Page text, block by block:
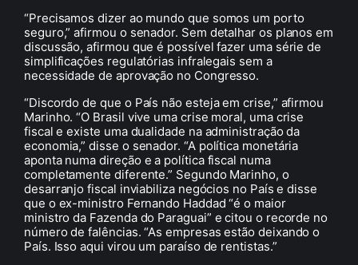
“Precisamos dizer ao mundo que somos um porto
seguro,” afirmou o senador. Sem detalhar os planos em
discussão, afirmou que é possível fazer uma série de
simplificações regulatórias infralegais sem a
necessidade de aprovação no Congresso.
“Discordo de que o País não esteja em crise,” afirmou
Marinho. “O Brasil vive uma crise moral, uma crise
fiscal e existe uma dualidade na administração da
economia,” disse o senador. “A política monetária
aponta numa direção e a política fiscal numa
completamente diferente.” Segundo Marinho, o
desarranjo fiscal inviabiliza negócios no País e disse
que o ex-ministro Fernando Haddad “é o maior
ministro da Fazenda do Paraguai” e citou o recorde no
número de falências. “As empresas estão deixando o
País. Isso aqui virou um paraíso de rentistas.”